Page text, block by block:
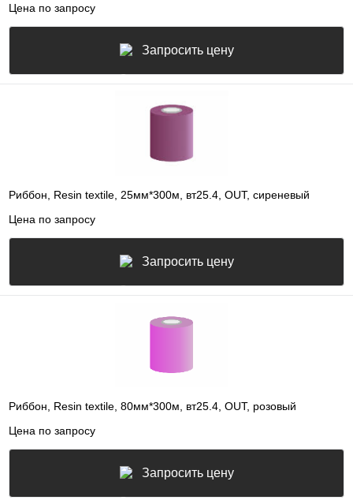
Цена по запросу
Запросить цену
Риббон, Resin textile, 25мм*300м, вт25.4, OUT, сиреневый
Цена по запросу
Запросить цену
Риббон, Resin textile, 80мм*300м, вт25.4, OUT, розовый
Цена по запросу
Запросить цену